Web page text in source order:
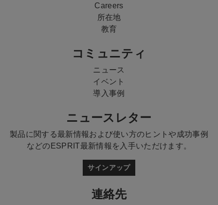
Careers
所在地
教育
コミュニティ
ニュース
イベント
導入事例
ニュースレター
製品に関する最新情報および使い方のヒントや成功事例
などのESPRIT最新情報を入手いただけます。
サインアップ
連絡先